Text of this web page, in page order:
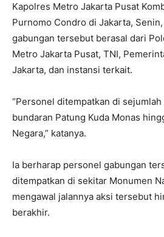
Kapolres Metro Jakarta Pusat
Purnomo Condro di Jakarta,
gabungan tersebut berasal dari
Metro Jakarta Pusat, TNI,
Jakarta, dan instansi terkait.
“Personel ditempatkan di
bundaran Patung Kuda Monas
Negara,” katanya.
Ia berharap personel gabungan
ditempatkan di sekitar Monumen
mengawal jalannya aksi tersebut
berakhir.